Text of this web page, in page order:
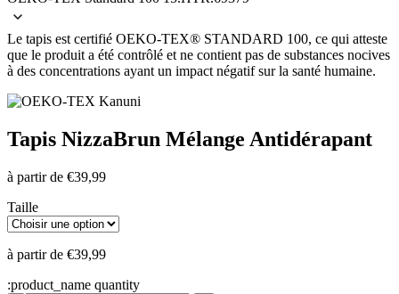
Le tapis est certifié OEKO-TEX® STANDARD 100, ce qui atteste
que le produit a été contrôlé et ne contient pas de substances nocives
à des concentrations ayant un impact négatif sur la santé humaine.
Tapis NizzaBrun Mélange Antidérapant
à partir de €39,99
Taille
à partir de €39,99
:product_name quantity